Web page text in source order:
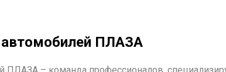
ПЛАЗА
– команда профессионалов,